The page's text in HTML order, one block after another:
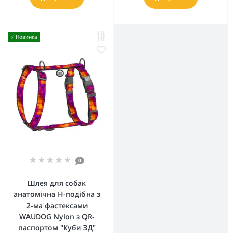
⚡️ Новинка
0
Шлея для собак
анатомічна H-подібна з
2-ма фастексами
WAUDOG Nylon з QR-
паспортом "Куби ЗД"